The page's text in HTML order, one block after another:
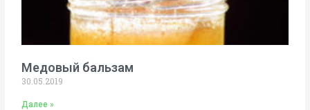
Медовый бальзам
30.05.2019
Далее »